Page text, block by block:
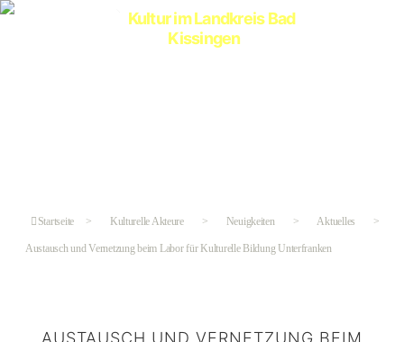
Startseite > Kulturelle Akteure > Neuigkeiten > Aktuelles >
Austausch und Vernetzung beim Labor für Kulturelle Bildung Unterfranken
AUSTAUSCH UND VERNETZUNG BEIM